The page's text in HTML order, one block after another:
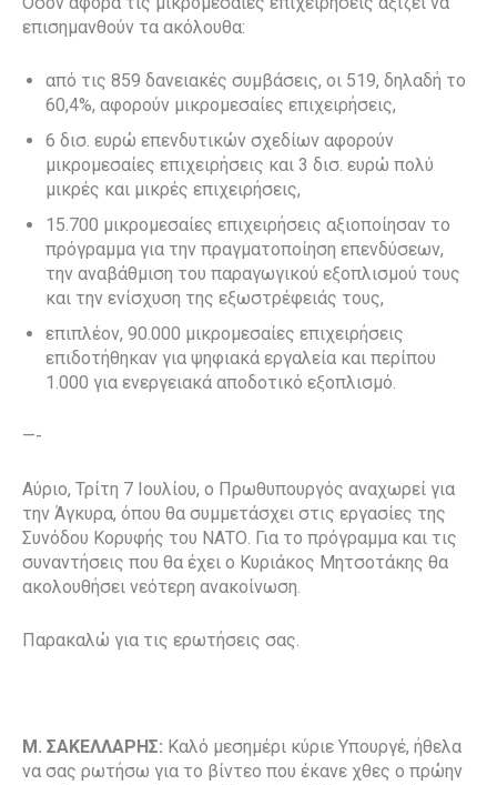
επισημανθούν τα ακόλουθα:
από τις 859 δανειακές συμβάσεις, οι 519, δηλαδή το
60,4%, αφορούν μικρομεσαίες επιχειρήσεις,
6 δισ. ευρώ επενδυτικών σχεδίων αφορούν
μικρομεσαίες επιχειρήσεις και 3 δισ. ευρώ πολύ
μικρές και μικρές επιχειρήσεις,
15.700 μικρομεσαίες επιχειρήσεις αξιοποίησαν το
πρόγραμμα για την πραγματοποίηση επενδύσεων,
την αναβάθμιση του παραγωγικού εξοπλισμού τους
και την ενίσχυση της εξωστρέφειάς τους,
επιπλέον, 90.000 μικρομεσαίες επιχειρήσεις
επιδοτήθηκαν για ψηφιακά εργαλεία και περίπου
1.000 για ενεργειακά αποδοτικό εξοπλισμό.
—-
Αύριο, Τρίτη 7 Ιουλίου, ο Πρωθυπουργός αναχωρεί για
την Άγκυρα, όπου θα συμμετάσχει στις εργασίες της
Συνόδου Κορυφής του ΝΑΤΟ. Για το πρόγραμμα και τις
συναντήσεις που θα έχει ο Κυριάκος Μητσοτάκης θα
ακολουθήσει νεότερη ανακοίνωση.
Παρακαλώ για τις ερωτήσεις σας.
Μ. ΣΑΚΕΛΛΑΡΗΣ: Καλό μεσημέρι κύριε Υπουργέ, ήθελα
να σας ρωτήσω για το βίντεο που έκανε χθες ο πρώην